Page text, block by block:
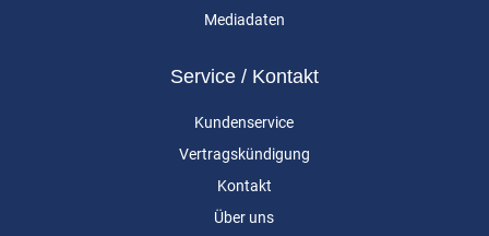
Mediadaten
Service / Kontakt
Kundenservice
Vertragskündigung
Kontakt
Über uns